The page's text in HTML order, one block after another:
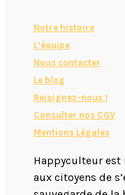
Notre histoire
L’équipe
Nous contacter​
Le blog
Rejoignez-nous !
Consulter nos CGV
Mentions Légales
Happyculteur
aux citoyens de